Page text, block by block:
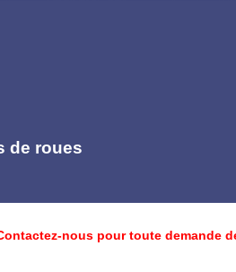
de roues
nous pour toute demande